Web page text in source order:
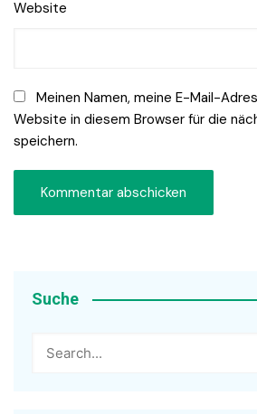
Website
Meinen Namen, meine E-Mail-
Website in diesem Browser für die
speichern.
Suche